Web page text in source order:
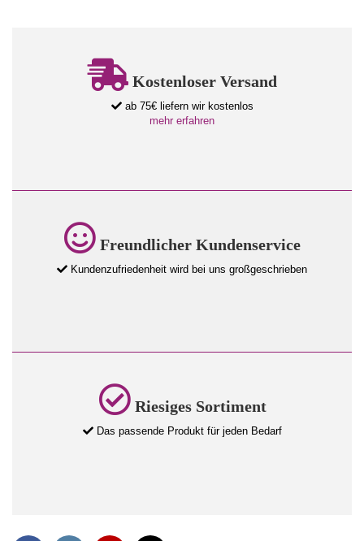
Kostenloser Versand
ab 75€ liefern wir kostenlos
mehr erfahren
Freundlicher Kundenservice
Kundenzufriedenheit wird bei uns großgeschrieben
Riesiges Sortiment
Das passende Produkt für jeden Bedarf